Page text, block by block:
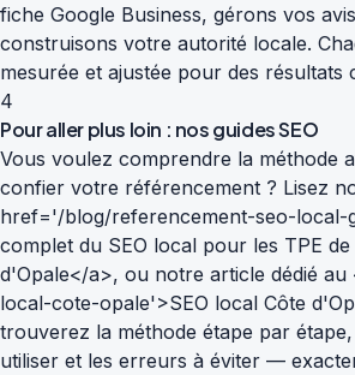
fiche Google Business, gérons vos
construisons votre autorité locale.
mesurée et ajustée pour des résultats
4
Pour aller plus loin : nos guides SEO
Vous voulez comprendre la méthode
confier votre référencement ? Lisez
href='/blog/referencement-seo-local-
complet du SEO local pour les TPE de
d'Opale</a>, ou notre article dédié
local-cote-opale'>SEO local Côte
trouverez la méthode étape par
utiliser et les erreurs à éviter —